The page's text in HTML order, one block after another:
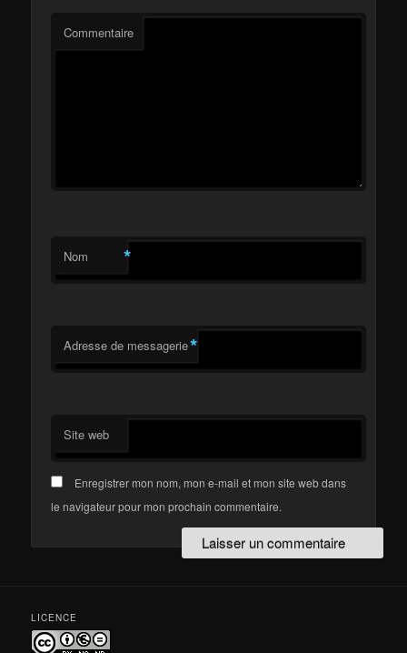
Commentaire
Nom *
Adresse de messagerie*
Site web
Enregistrer mon nom, mon e-mail et mon site web dans
le navigateur pour mon prochain commentaire.
LICENCE